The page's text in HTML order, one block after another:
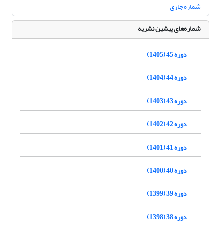
شماره جاری
شماره‌های پیشین نشریه
دوره 45 (1405)
دوره 44 (1404)
دوره 43 (1403)
دوره 42 (1402)
دوره 41 (1401)
دوره 40 (1400)
دوره 39 (1399)
دوره 38 (1398)